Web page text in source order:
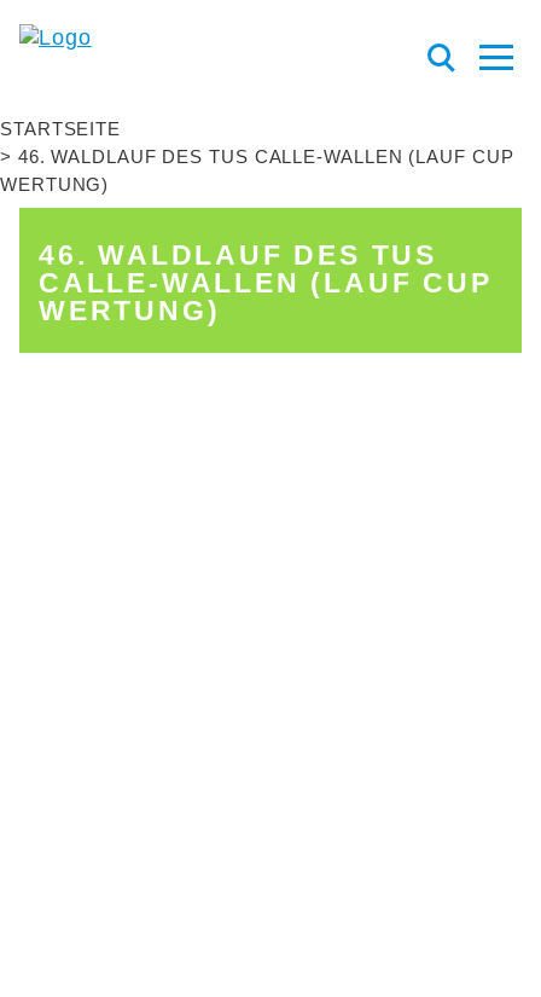
STARTSEITE
46. WALDLAUF DES TUS CALLE-WALLEN (LAUF CUP
WERTUNG)
46. WALDLAUF DES TUS
CALLE-WALLEN (LAUF CUP
WERTUNG)